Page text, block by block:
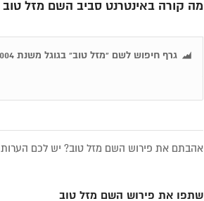
מה קורה באינטרנט סביב השם מזל טוב
גרף חיפוש לשם "מזל טוב" בגוגל משנת 2004
אהבתם את פירוש השם מזל טוב? יש לכם הערות
שתפו את פירוש השם מזל טוב